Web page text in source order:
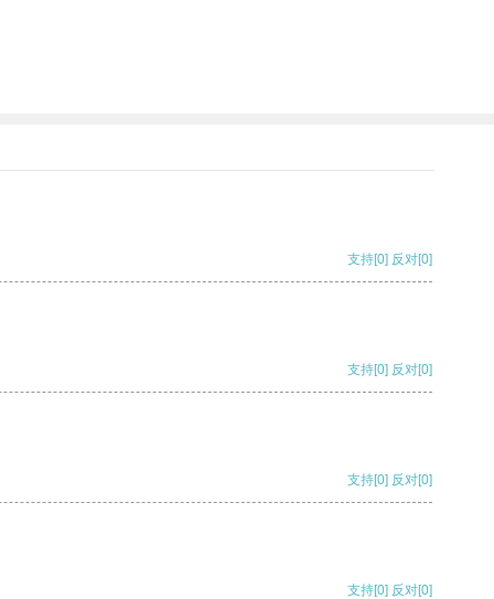
支持[0] 反对[0]
支持[0] 反对[0]
支持[0] 反对[0]
支持[0] 反对[0]